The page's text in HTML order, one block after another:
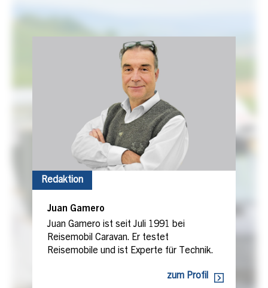
Redaktion
Juan Gamero
Juan Gamero ist seit Juli 1991 bei
Reisemobil Caravan. Er testet
Reisemobile und ist Experte für Technik.
zum Profil